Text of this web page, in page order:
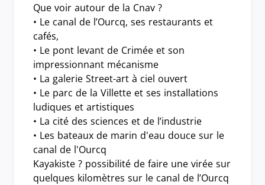
Que voir autour de la Cnav ?
• Le canal de l’Ourcq, ses restaurants et
cafés,
• Le pont levant de Crimée et son
impressionnant mécanisme
• La galerie Street-art à ciel ouvert
• Le parc de la Villette et ses installations
ludiques et artistiques
• La cité des sciences et de l’industrie
• Les bateaux de marin d'eau douce sur le
canal de l'Ourcq
Kayakiste ? possibilité de faire une virée sur
quelques kilomètres sur le canal de l’Ourcq